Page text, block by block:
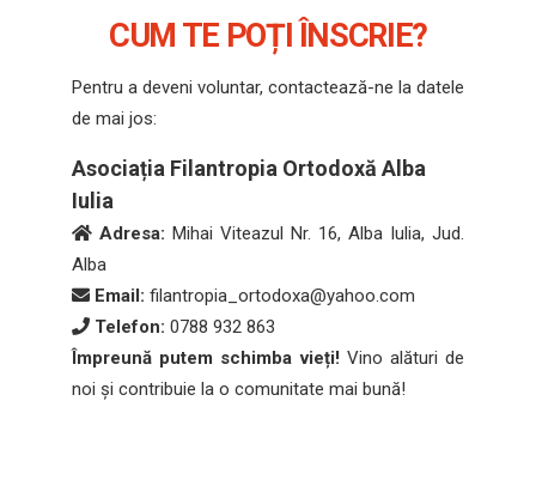
CUM TE POȚI ÎNSCRIE?
Pentru a deveni voluntar, contactează-ne la datele
de mai jos:
Asociația Filantropia Ortodoxă Alba
Iulia
Adresa: Mihai Viteazul Nr. 16, Alba Iulia, Jud.
Alba
Email: filantropia_ortodoxa@yahoo.com
Telefon: 0788 932 863
Împreună putem schimba vieți! Vino alături de
noi și contribuie la o comunitate mai bună!